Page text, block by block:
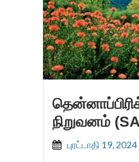
நிறுவனம்
புரட்டாதி 19, 2024